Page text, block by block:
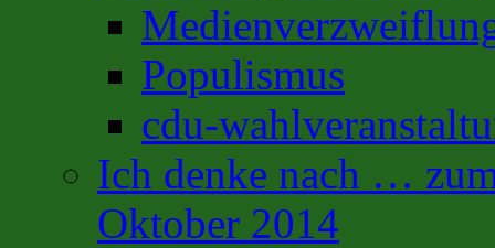
Populismus
cdu-
Ich denke nach …
Oktober 2014